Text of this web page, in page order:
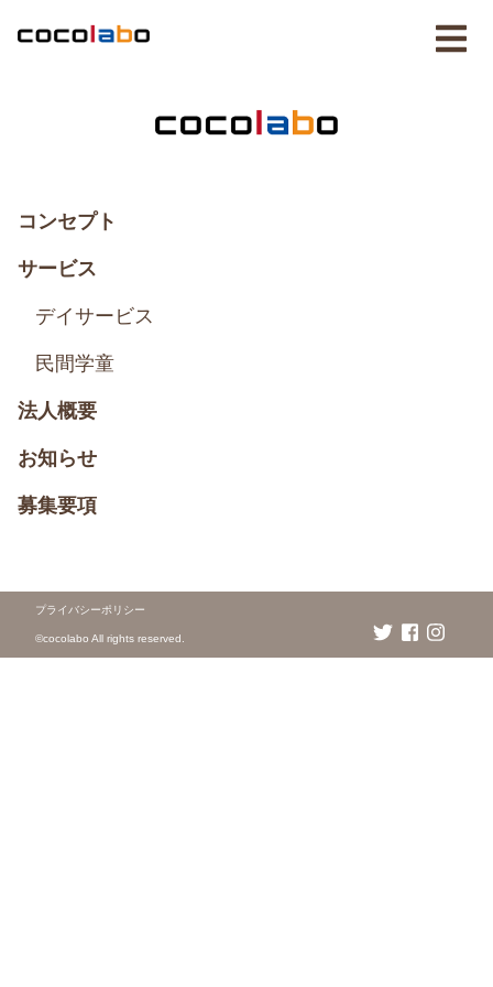
コンセプト
サービス
デイサービス
民間学童
法人概要
お知らせ
募集要項
プライバシーポリシー
©️cocolabo All rights reserved.